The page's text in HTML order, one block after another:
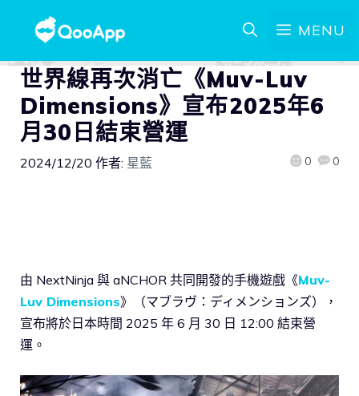
MENU
世界線再次消亡《Muv-Luv
Dimensions》宣布2025年6
月30日結束營運
2024/12/20 作者: 星藍 0 0
由 NextNinja 與 aNCHOR 共同開發的手機遊戲《Muv-
Luv Dimensions》（マブラヴ：ディメンションズ），
宣布將於日本時間 2025 年 6 月 30 日 12:00 結束營
運。